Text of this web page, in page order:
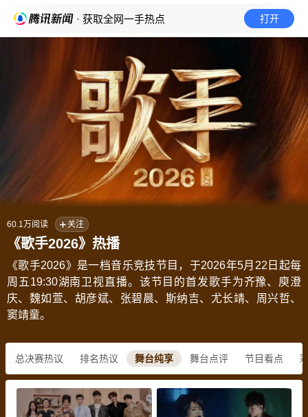
· 获取全网一手热点 打开
60.1万阅读 关注
《歌手2026》热播
《歌手2026》是一档音乐竞技节目，于2026年5月22日起每
周五19:30湖南卫视直播。该节目的首发歌手为齐豫、庾澄
庆、魏如萱、胡彦斌、张碧晨、斯纳吉、尤长靖、周兴哲、
窦靖童。
总决赛热议 排名热议 舞台纯享 舞台点评 节目看点